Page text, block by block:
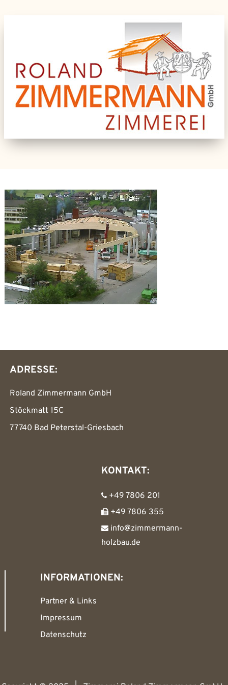
ADRESSE:
Roland Zimmermann GmbH
Stöckmatt 15C
77740 Bad Peterstal-Griesbach
KONTAKT:
+49 7806 201
+49 7806 355
info@zimmermann-
holzbau.de
INFORMATIONEN:
Partner & Links
Impressum
Datenschutz